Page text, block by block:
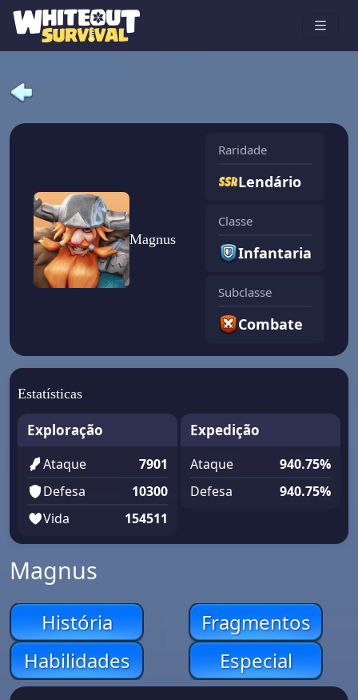
Magnus
Raridade
Lendário
Classe
Infantaria
Subclasse
Combate
Estatísticas
Exploração
Ataque
7901
Defesa
10300
Vida
154511
Expedição
Ataque
940.75%
Defesa
940.75%
Magnus
História
Fragmentos
Habilidades
Especial